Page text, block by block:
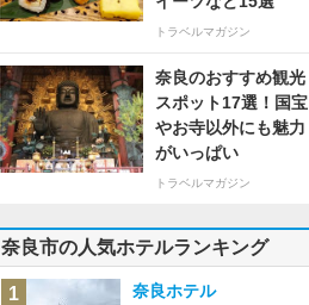
トラベルマガジン
奈良のおすすめ観光
スポット17選！国宝
やお寺以外にも魅力
がいっぱい
トラベルマガジン
奈良市の人気ホテルランキング
1 奈良ホテル